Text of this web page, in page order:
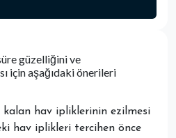
güzelliğini ve
için aşağıdaki önerileri
kalan hav ipliklerinin ezilmesi
hav iplikleri tercihen önce